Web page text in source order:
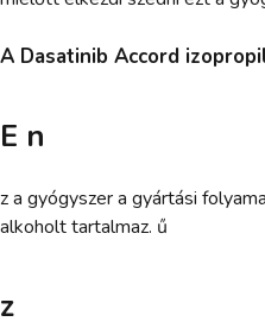
A Dasatinib Accord
E n
z a gyógyszer a gyártási
alkoholt tartalmaz. ű
z